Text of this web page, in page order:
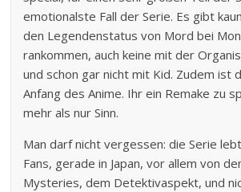
emotionalste Fall der Serie. Es gibt
den Legendenstatus von Mord bei
rankommen, auch keine mit der
und schon gar nicht mit Kid. Zudem ist
Anfang des Anime. Ihr ein Remake zu
mehr als nur Sinn.
Man darf nicht vergessen: die Serie
Fans, gerade in Japan, vor allem von
Mysteries, dem Detektivaspekt, und